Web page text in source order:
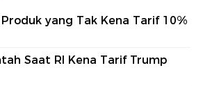
yang Tak Kena Tarif 10%
Saat RI Kena Tarif Trump